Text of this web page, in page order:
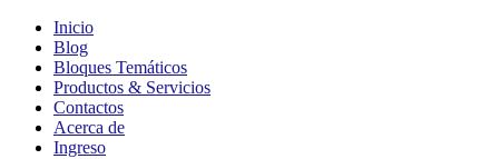
Inicio
Blog
Bloques Temáticos
Productos & Servicios
Contactos
Acerca de
Ingreso